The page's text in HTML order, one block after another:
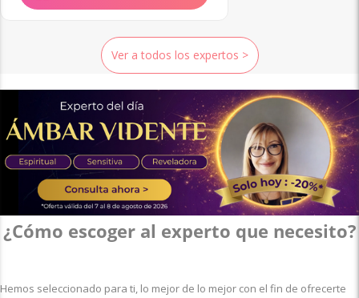
Ver a todos los expertos >
¿Cómo escoger al experto que necesito?
Hemos seleccionado para ti, lo mejor de lo mejor con el fin de ofrecerte